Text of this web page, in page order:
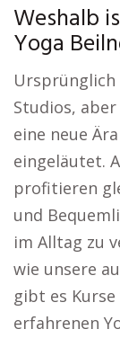
Weshalb
Yoga
Ursprünglich
Studios,
eine neue
eingeläutet.
profitieren
und
im Alltag zu
wie unsere
gibt es
erfahrenen